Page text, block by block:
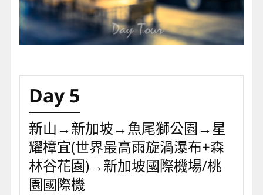
Day 5
新山→新加坡→魚尾獅公園→星
耀樟宜(世界最高雨旋渦瀑布+森
林谷花園)→新加坡國際機場/桃
園國際機